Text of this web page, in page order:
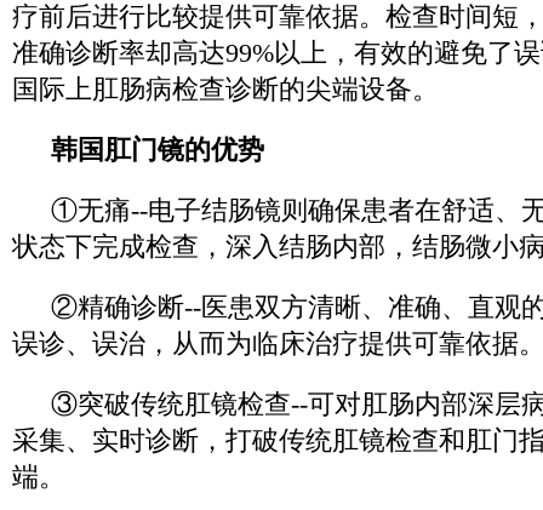
疗前后进行比较提供可靠依据。检查时间短
准确诊断率却高达99%以上，有效的避免了
国际上肛肠病检查诊断的尖端设备。
韩国肛门镜的优势
①无痛--电子结肠镜则确保患者在舒适、
状态下完成检查，深入结肠内部，结肠微小
②精确诊断--医患双方清晰、准确、直观
误诊、误治，从而为临床治疗提供可靠依据
③突破传统肛镜检查--可对肛肠内部深层
采集、实时诊断，打破传统肛镜检查和肛门
端。